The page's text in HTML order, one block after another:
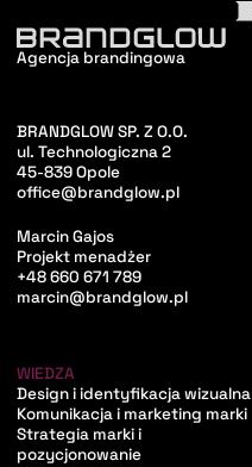
Agencja brandingowa
BRANDGLOW SP. Z O.O.
ul. Technologiczna 2
45-839 Opole
office@brandglow.pl
Marcin Gajos
Projekt menadżer
+48 660 671 789
marcin@brandglow.pl
WIEDZA
Design i identyfikacja wizualna
Komunikacja i marketing marki
Strategia marki i
pozycjonowanie